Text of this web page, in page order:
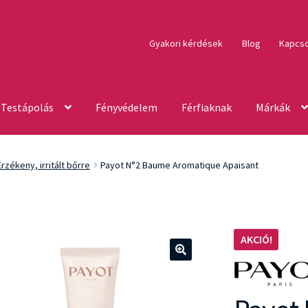
Gyakori kérdések Blog
Testápolás Fényvédelem Férfiaknak Márkák
irritált bőrre Payot N°2 Baume Aromatique Apaisant
AKCIÓ!